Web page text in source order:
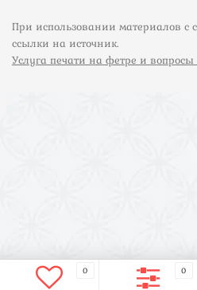
При использовании материалов с
ссылки на источник.
Услуга печати на фетре и
0 0